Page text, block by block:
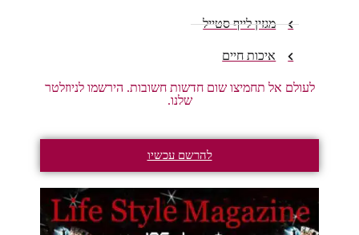
מגזין לייף סטייל
איכות חיים
לעולם אל תחמיצו שום חדשות חשובות. הירשמו לניוזלטר
שלנו.
להרשם עכשיו